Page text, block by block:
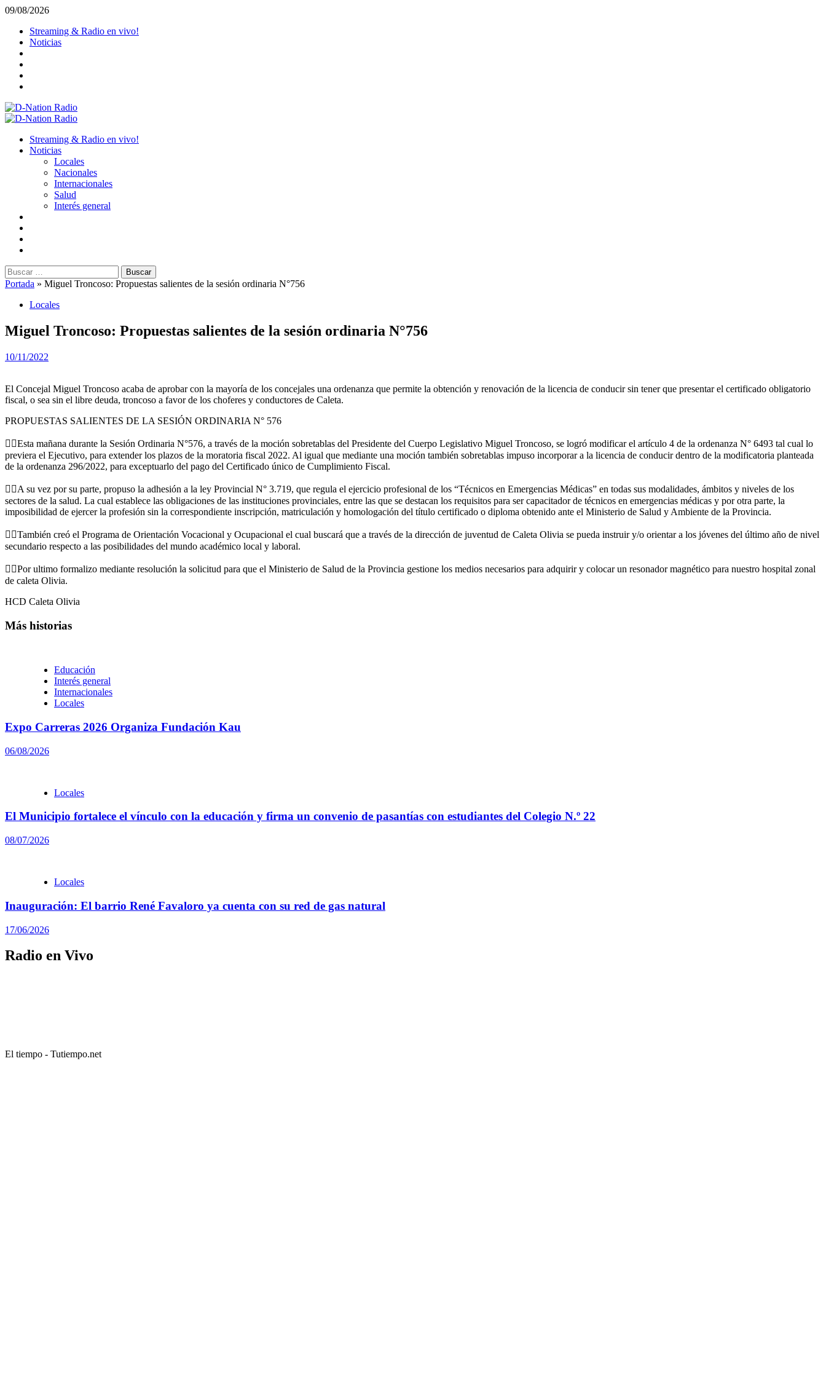
Saltar
contenido
09/08/2026
Streaming & Radio en vivo!
Noticias
Menú
Streaming & Radio en vivo!
Noticias
Locales
Nacionales
Internacionales
Salud
Interés general
Buscar:
Portada » Miguel Troncoso: Propuestas salientes de la sesión ordinaria N°756
Locales
Miguel Troncoso: Propuestas salientes de la sesión ordinaria N°756
10/11/2022
El Concejal Miguel Troncoso acaba de aprobar con la mayoría de los concejales una ordenanza que permite la obtención y renovación de la licencia de conducir sin tener que presentar el certificado obligatorio
fiscal, o sea sin el libre deuda, troncoso a favor de los choferes y conductores de Caleta.
PROPUESTAS SALIENTES DE LA SESIÓN ORDINARIA N° 576
👉🏻Esta mañana durante la Sesión Ordinaria N°576, a través de la moción sobretablas del Presidente del Cuerpo Legislativo Miguel Troncoso, se logró modificar el artículo 4 de la ordenanza N° 6493 tal cual lo
previera el Ejecutivo, para extender los plazos de la moratoria fiscal 2022. Al igual que mediante una moción también sobretablas impuso incorporar a la licencia de conducir dentro de la modificatoria planteada
de la ordenanza 296/2022, para exceptuarlo del pago del Certificado único de Cumplimiento Fiscal.
👉🏻A su vez por su parte, propuso la adhesión a la ley Provincial N° 3.719, que regula el ejercicio profesional de los “Técnicos en Emergencias Médicas” en todas sus modalidades, ámbitos y niveles de los
sectores de la salud. La cual establece las obligaciones de las instituciones provinciales, entre las que se destacan los requisitos para ser capacitador de técnicos en emergencias médicas y por otra parte, la
imposibilidad de ejercer la profesión sin la correspondiente inscripción, matriculación y homologación del título certificado o diploma obtenido ante el Ministerio de Salud y Ambiente de la Provincia.
👉🏻También creó el Programa de Orientación Vocacional y Ocupacional el cual buscará que a través de la dirección de juventud de Caleta Olivia se pueda instruir y/o orientar a los jóvenes del último año de nivel
secundario respecto a las posibilidades del mundo académico local y laboral.
👉🏻Por ultimo formalizo mediante resolución la solicitud para que el Ministerio de Salud de la Provincia gestione los medios necesarios para adquirir y colocar un resonador magnético para nuestro hospital zonal
de caleta Olivia.
HCD Caleta Olivia
Más historias
Educación
Interés general
Internacionales
Locales
Expo Carreras 2026 Organiza Fundación Kau
06/08/2026
Locales
El Municipio fortalece el vínculo con la educación y firma un convenio de pasantías con estudiantes del Colegio N.º 22
08/07/2026
Locales
Inauguración: El barrio René Favaloro ya cuenta con su red de gas natural
17/06/2026
Radio en Vivo
El tiempo - Tutiempo.net